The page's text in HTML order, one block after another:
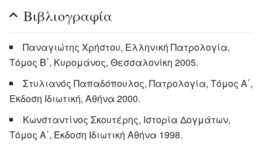
Βιβλιογραφία
Παναγιώτης Χρήστου, Ελληνική Πατρολογία,
Τόμος Β΄, Κυρομάνος, Θεσσαλονίκη 2005.
Στυλιανός Παπαδόπουλος, Πατρολογία, Τόμος Α΄,
Έκδοση Ιδιωτική, Αθήνα 2000.
Κωνσταντίνος Σκουτέρης, Ιστορία Δογμάτων,
Τόμος Α΄, Έκδοση Ιδιωτική Αθήνα 1998.